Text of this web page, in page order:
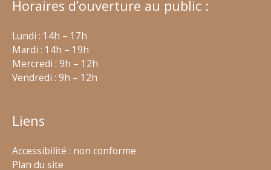
Horaires d’ouverture au public :
Lundi : 14h – 17h
Mardi : 14h – 19h
Mercredi : 9h – 12h
Vendredi : 9h – 12h
Liens
Accessibilité : non conforme
Plan du site